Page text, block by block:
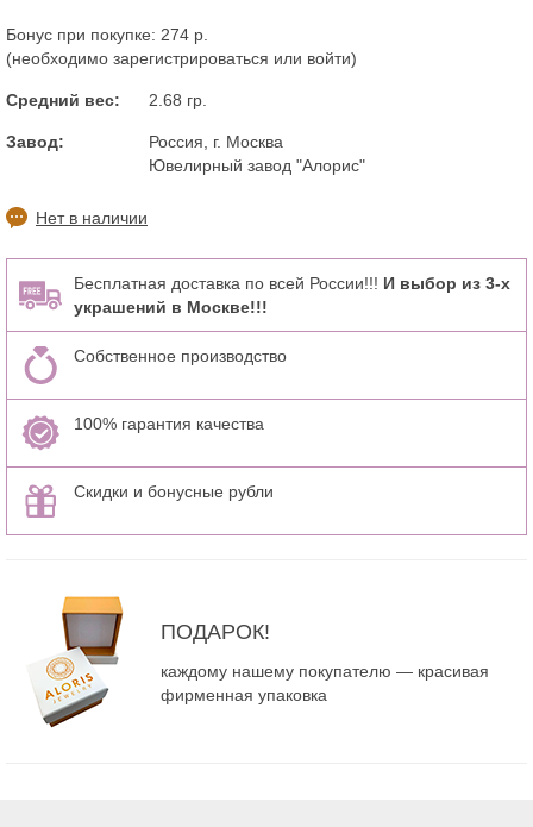
Бонус при покупке: 274 р.
(необходимо зарегистрироваться или войти)
Средний вес: 2.68 гр.
Завод:
Россия, г. Москва
Ювелирный завод "Алорис"
Нет в наличии
Бесплатная доставка по всей России!!! И выбор из 3-х
украшений в Москве!!!
Собственное производство
100% гарантия качества
Скидки и бонусные рубли
ПОДАРОК!
каждому нашему покупателю — красивая
фирменная упаковка